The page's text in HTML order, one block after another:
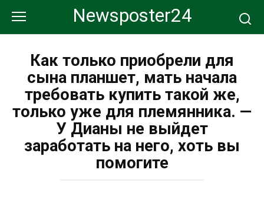
контенту
Newsposter24
Как только приобрели для
сына планшет, мать начала
требовать купить такой же,
только уже для племянника. —
У Дианы не выйдет
заработать на него, хоть вы
помогите